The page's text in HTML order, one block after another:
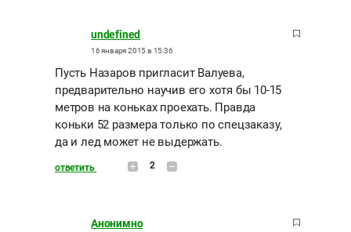
undefined
16 января 2015 в 15:36
Пусть Назаров пригласит Валуева,
предварительно научив его хотя бы 10-15
метров на коньках проехать. Правда
коньки 52 размера только по спецзаказу,
да и лед может не выдержать.
ответить 2
Анонимно